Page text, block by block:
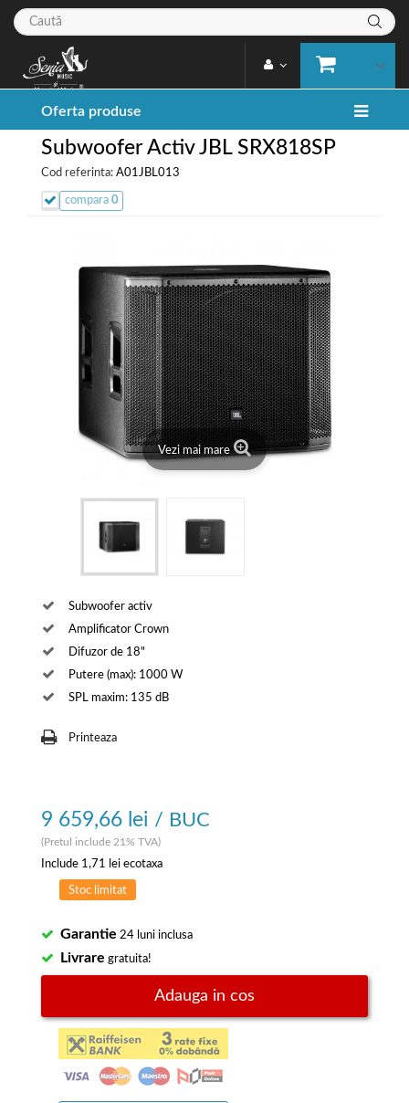
Oferta produse
Subwoofer Activ JBL SRX818SP
Cod referinta: A01JBL013
compara 0
Vezi mai mare
Subwoofer activ
Amplificator Crown
Difuzor de 18"
Putere (max): 1000 W
SPL maxim: 135 dB
Printeaza
9 659,66 lei / BUC
(Pretul include 21% TVA)
Include 1,71 lei ecotaxa
Stoc limitat
Garantie 24 luni inclusa
Livrare gratuita!
Adauga in cos